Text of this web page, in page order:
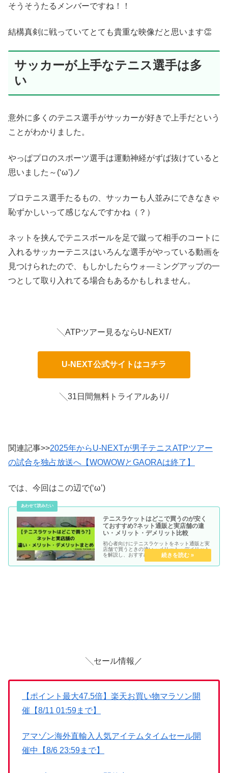
そうそうたるメンバーですね！！
結構真剣に戦っていてとても貴重な映像だと思います👏
サッカーが上手なテニス選手は多
い
意外に多くのテニス選手がサッカーが好きで上手だという
ことがわかりました。
やっぱプロのスポーツ選手は運動神経がずば抜けていると
思いました～(‘ω’)ノ
プロテニス選手たるもの、サッカーも人並みにできなきゃ
恥ずかしいって感じなんですかね（？）
ネットを挟んでテニスボールを足で蹴って相手のコートに
入れるサッカーテニスはいろんな選手がやっている動画を
見つけられたので、もしかしたらウォ―ミングアップの一
つとして取り入れてる場合もあるかもしれません。
╲ATPツアー見るならU-NEXT/
U-NEXT公式サイトはコチラ
╲31日間無料トライアルあり/
関連記事>>2025年からU-NEXTが男子テニスATPツアー
の試合を独占放送へ【WOWOWとGAORAは終了】
では、今回はこの辺で(‘ω’)
テニスラケットはどこで買うのが安く
ておすすめ?ネット通販と実店舗の違
い・メリット・デメリット比較
初心者向けにテニスラケットをネット通販と実
店舗で買うときの違い・メリット・デメリット
を解説し、おすすめのネットショップ4選を紹
╲セール情報／
【ポイント最大47.5倍】楽天お買い物マラソン開
催【8/11 01:59まで】
アマゾン海外直輸入人気アイテムタイムセール開
催中【8/6 23:59まで】